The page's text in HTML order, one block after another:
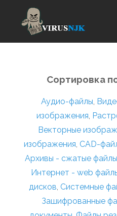
Сортировка
Аудио-файлы,
изображения,
Векторные
изображения, CAD-
Архивы - сжатые файлы
Интернет - web
дисков, Системные
Зашифрованные